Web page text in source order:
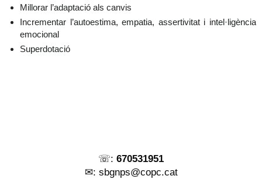
Millorar l’adaptació als canvis
Incrementar l’autoestima, empatia, assertivitat i intel·ligència
emocional
Superdotació
☏: 670531951
✉︎: sbgnps@copc.cat